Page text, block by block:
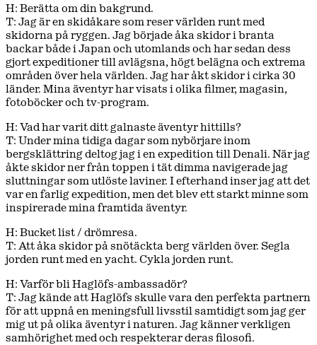
H: Berätta om din bakgrund.
T: Jag är en skidåkare som reser världen runt med
skidorna på ryggen. Jag började åka skidor i branta
backar både i Japan och utomlands och har sedan dess
gjort expeditioner till avlägsna, högt belägna och extrema
områden över hela världen. Jag har åkt skidor i cirka 30
länder. Mina äventyr har visats i olika filmer, magasin,
fotoböcker och tv-program.
H: Vad har varit ditt galnaste äventyr hittills?
T: Under mina tidiga dagar som nybörjare inom
bergsklättring deltog jag i en expedition till Denali. När jag
åkte skidor ner från toppen i tät dimma navigerade jag
sluttningar som utlöste laviner. I efterhand inser jag att det
var en farlig expedition, men det blev ett starkt minne som
inspirerade mina framtida äventyr.
H: Bucket list / drömresa.
T: Att åka skidor på snötäckta berg världen över. Segla
jorden runt med en yacht. Cykla jorden runt.
H: Varför bli Haglöfs-ambassadör?
T: Jag kände att Haglöfs skulle vara den perfekta partnern
för att uppnå en meningsfull livsstil samtidigt som jag ger
mig ut på olika äventyr i naturen. Jag känner verkligen
samhörighet med och respekterar deras filosofi.